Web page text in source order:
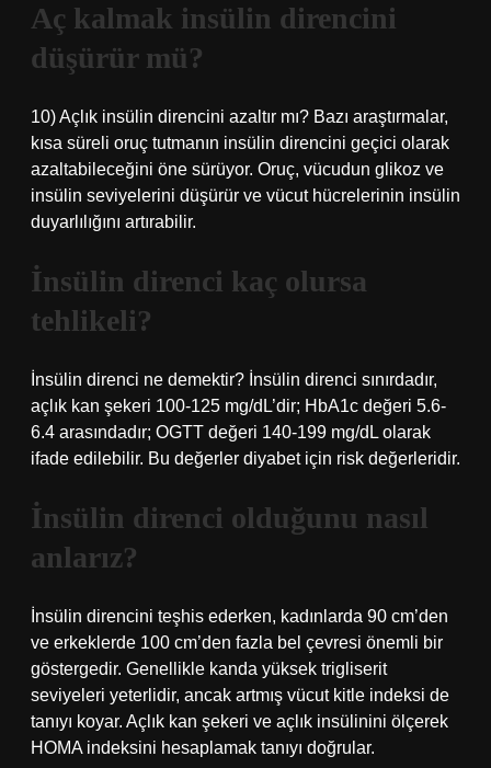
Aç kalmak insülin direncini
düşürür mü?
10) Açlık insülin direncini azaltır mı? Bazı araştırmalar,
kısa süreli oruç tutmanın insülin direncini geçici olarak
azaltabileceğini öne sürüyor. Oruç, vücudun glikoz ve
insülin seviyelerini düşürür ve vücut hücrelerinin insülin
duyarlılığını artırabilir.
İnsülin direnci kaç olursa
tehlikeli?
İnsülin direnci ne demektir? İnsülin direnci sınırdadır,
açlık kan şekeri 100-125 mg/dL’dir; HbA1c değeri 5.6-
6.4 arasındadır; OGTT değeri 140-199 mg/dL olarak
ifade edilebilir. Bu değerler diyabet için risk değerleridir.
İnsülin direnci olduğunu nasıl
anlarız?
İnsülin direncini teşhis ederken, kadınlarda 90 cm’den
ve erkeklerde 100 cm’den fazla bel çevresi önemli bir
göstergedir. Genellikle kanda yüksek trigliserit
seviyeleri yeterlidir, ancak artmış vücut kitle indeksi de
tanıyı koyar. Açlık kan şekeri ve açlık insülinini ölçerek
HOMA indeksini hesaplamak tanıyı doğrular.